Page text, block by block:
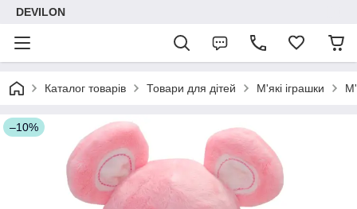
DEVILON
Каталог товарів Товари для дітей М'які іграшки
–10%